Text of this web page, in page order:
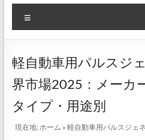
キ
プ
ニ
ー
軽自動車用パルスジ
界市場2025：メーカ
タイプ・用途別
現在地:ホーム »軽自動車用パルスジェ